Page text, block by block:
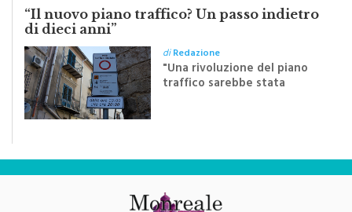
LA LETTERA
“Il nuovo piano traffico? Un passo indietro
di dieci anni”
diRedazione
"Una rivoluzione del piano